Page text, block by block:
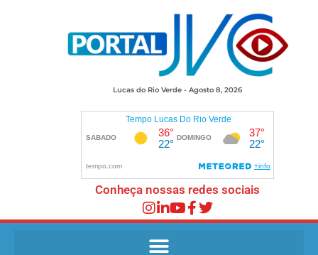
Lucas do Rio Verde - Agosto 8, 2026
Conheça nossas redes sociais